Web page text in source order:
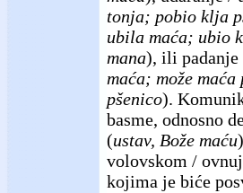
tonja; pobio klja
ubila maća; ubio
mana), ili padanje
maća; može
pšenico).
basme, odnosno
(ustav, Bože maću
volovskom /
kojima je biće